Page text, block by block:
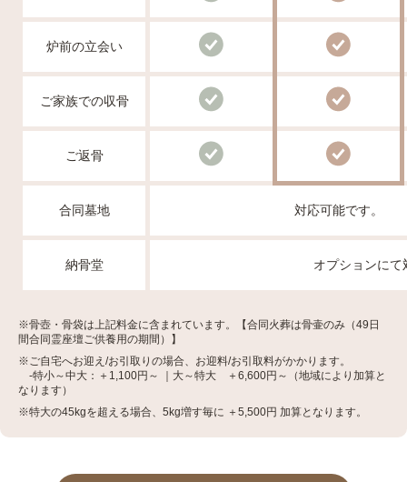
炉前の立会い
ご家族での収骨
ご返骨
合同墓地 対応可能です。
納骨堂 オプションに
※骨壺・骨袋は上記料金に含まれています。【合同火葬は骨壷のみ（49日
間合同霊座壇ご供養用の期間）】
※ご自宅へお迎え/お引取りの場合、お迎料/お引取料がかかります。
-特小～中大：＋1,100円～ ｜大～特大 ＋6,600円～（地域により加算と
なります）
※特大の45kgを超える場合、5kg増す毎に ＋5,500円 加算となります。